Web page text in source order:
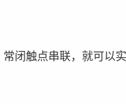
闭触点串联，就可以实